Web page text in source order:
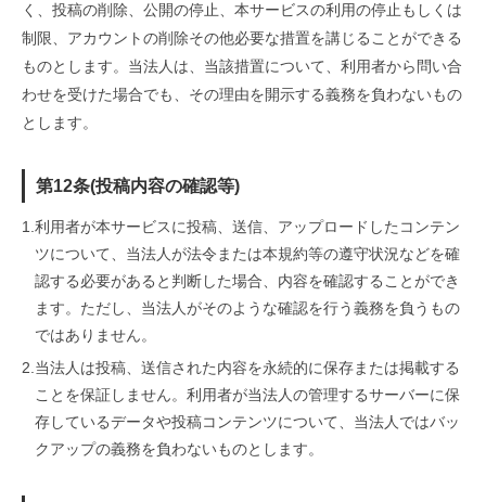
く、投稿の削除、公開の停止、本サービスの利用の停止もしくは
制限、アカウントの削除その他必要な措置を講じることができる
ものとします。当法人は、当該措置について、利用者から問い合
わせを受けた場合でも、その理由を開示する義務を負わないもの
とします。
第12条(投稿内容の確認等)
1. 利用者が本サービスに投稿、送信、アップロードしたコンテン
ツについて、当法人が法令または本規約等の遵守状況などを確
認する必要があると判断した場合、内容を確認することができ
ます。ただし、当法人がそのような確認を行う義務を負うもの
ではありません。
2. 当法人は投稿、送信された内容を永続的に保存または掲載する
ことを保証しません。利用者が当法人の管理するサーバーに保
存しているデータや投稿コンテンツについて、当法人ではバッ
クアップの義務を負わないものとします。